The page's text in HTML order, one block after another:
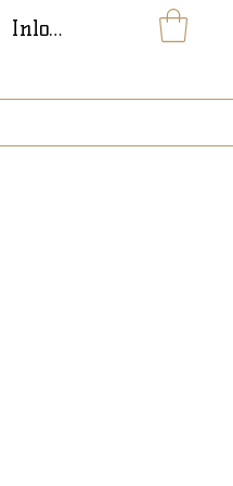
Inloggen